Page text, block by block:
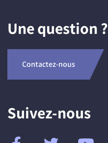
Une question ?
Contactez-nous
Suivez-nous